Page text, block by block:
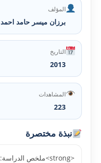
المؤلف
برزان ميسر حامد احمد
التاريخ
2013
المشاهدات
223
نبذة مختصرة
<strong>ملخص الدراسة:</strong>